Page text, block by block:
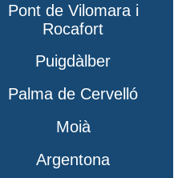
Pont de Vilomara i
Rocafort
Puigdàlber
Palma de Cervelló
Moià
Argentona